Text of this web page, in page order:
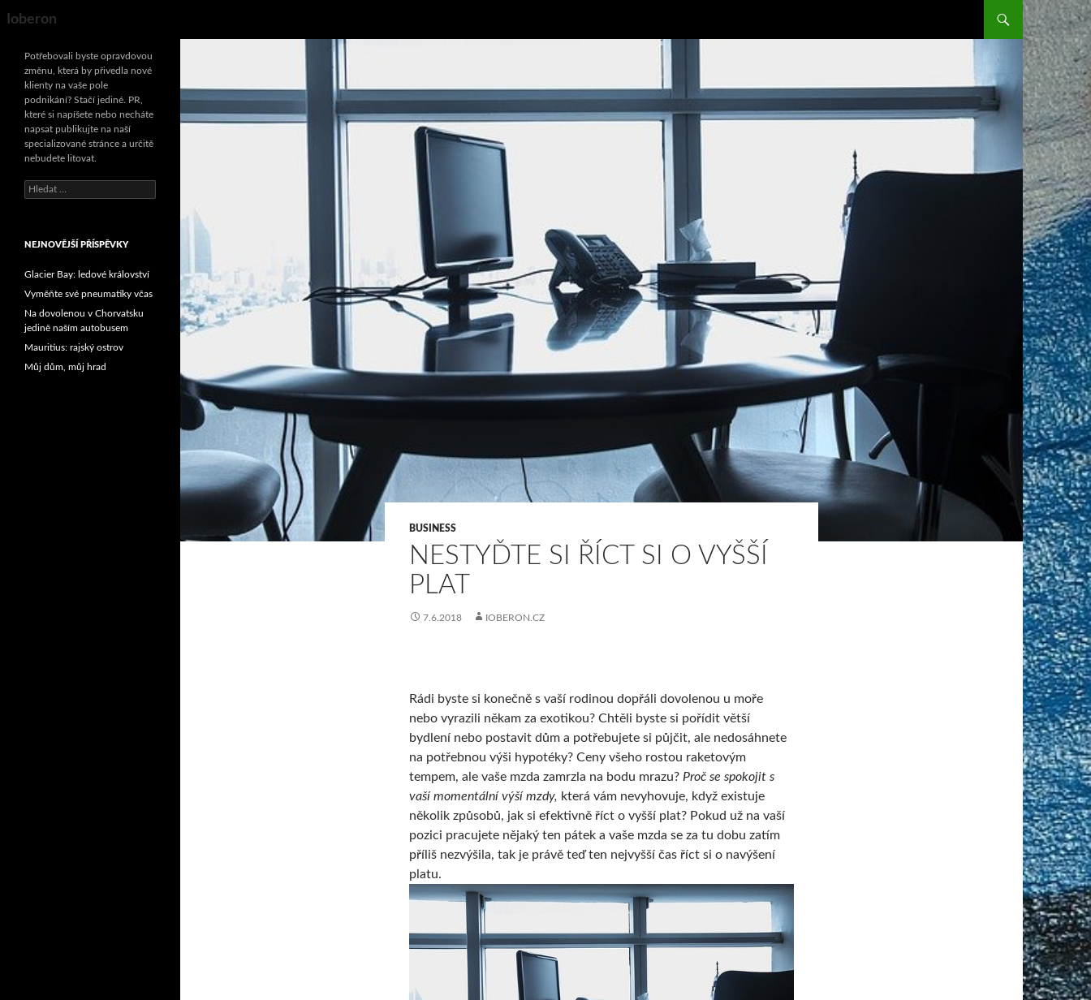
Ioberon
SKIP TO CONTENT
BUSINESS
NESTYĎTE SI ŘÍCT SI O VYŠŠÍ
PLAT
7.6.2018 IOBERON.CZ
Rádi byste si konečně s vaší rodinou dopřáli dovolenou u moře
nebo vyrazili někam za exotikou? Chtěli byste si pořídit větší
bydlení nebo postavit dům a potřebujete si půjčit, ale nedosáhnete
na potřebnou výši hypotéky? Ceny všeho rostou raketovým
tempem, ale vaše mzda zamrzla na bodu mrazu? Proč se spokojit s
vaší momentální výší mzdy, která vám nevyhovuje, když existuje
několik způsobů, jak si efektivně říct o vyšší plat? Pokud už na vaší
pozici pracujete nějaký ten pátek a vaše mzda se za tu dobu zatím
příliš nezvýšila, tak je právě teď ten nejvyšší čas říct si o navýšení
platu.
Potřebovali byste opravdovou
změnu, která by přivedla nové
klienty na vaše pole
podnikání? Stačí jediné. PR,
které si napíšete nebo necháte
napsat publikujte na naší
specializované stránce a určitě
nebudete litovat.
Vyhledávání
NEJNOVĚJŠÍ PŘÍSPĚVKY
Glacier Bay: ledové království
Vyměňte své pneumatiky včas
Na dovolenou v Chorvatsku
jedině naším autobusem
Mauritius: rajský ostrov
Můj dům, můj hrad